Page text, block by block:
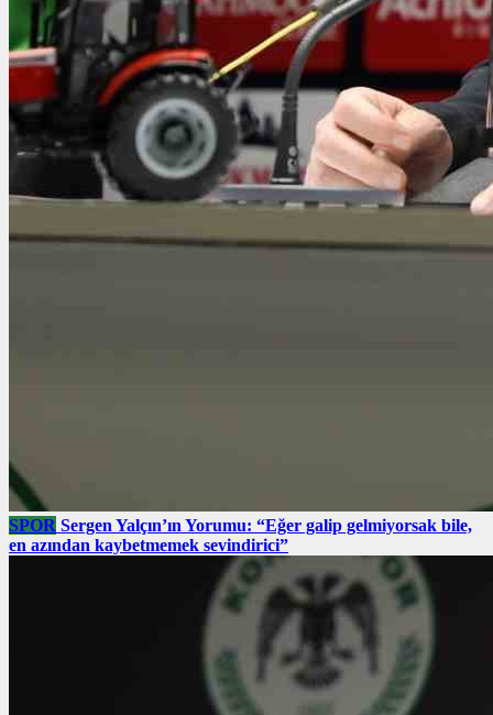
SPOR Sergen Yalçın’ın Yorumu: “Eğer galip gelmiyorsak bile,
en azından kaybetmemek sevindirici”